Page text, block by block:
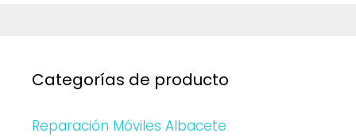
Categorías de producto
Reparación Móviles Albacete